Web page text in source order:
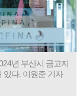
년 부산시 금고지
있다. 이원준 기자